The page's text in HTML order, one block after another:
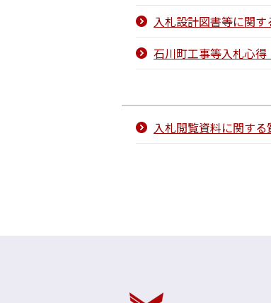
入札設計図書等に関す
石川町工事等入札心得
入札閲覧資料に関する